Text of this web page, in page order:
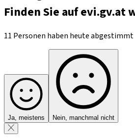
Finden Sie auf evi.gv.at
11 Personen haben heute abgestimmt
Ja, meistens Nein, manchmal nicht